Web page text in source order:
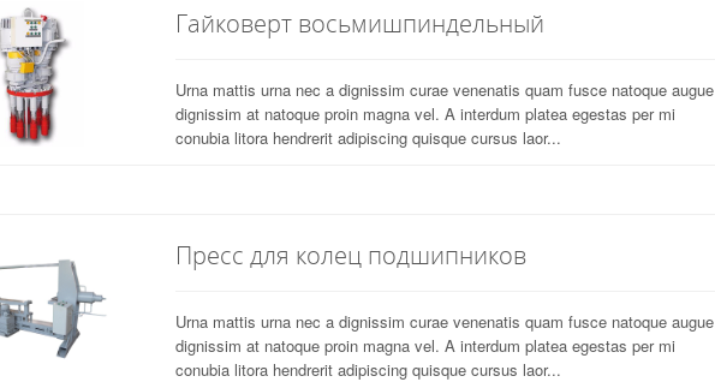
Гайковерт восьмишпиндельный
Urna mattis urna nec a dignissim curae venenatis quam fusce natoque augue
dignissim at natoque proin magna vel. A interdum platea egestas per mi
conubia litora hendrerit adipiscing quisque cursus laor...
Пресс для колец подшипников
Urna mattis urna nec a dignissim curae venenatis quam fusce natoque augue
dignissim at natoque proin magna vel. A interdum platea egestas per mi
conubia litora hendrerit adipiscing quisque cursus laor...